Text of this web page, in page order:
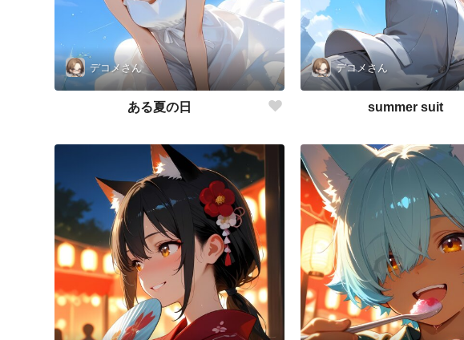
デコメさん
ある夏の日
デコメさん
summer suit